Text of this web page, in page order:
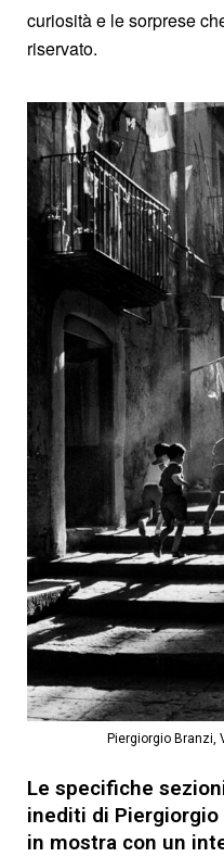
curiosità e le sorprese
riservato.
Piergiorgio Branzi,
Le specifiche
inediti di
in mostra con un